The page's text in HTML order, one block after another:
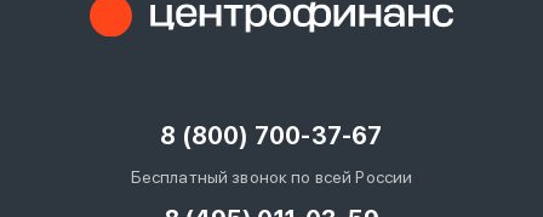
8 (800) 700-37-67
Бесплатный звонок по всей России